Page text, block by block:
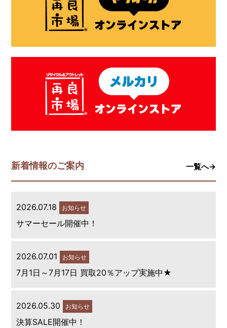
新着情報のご案内 一覧へ→
2026.07.18 お知らせ
サマーセール開催中！
2026.07.01 お知らせ
7月1日～7月17日 買取20％アップ実施中★
2026.05.30 お知らせ
決算SALE開催中！